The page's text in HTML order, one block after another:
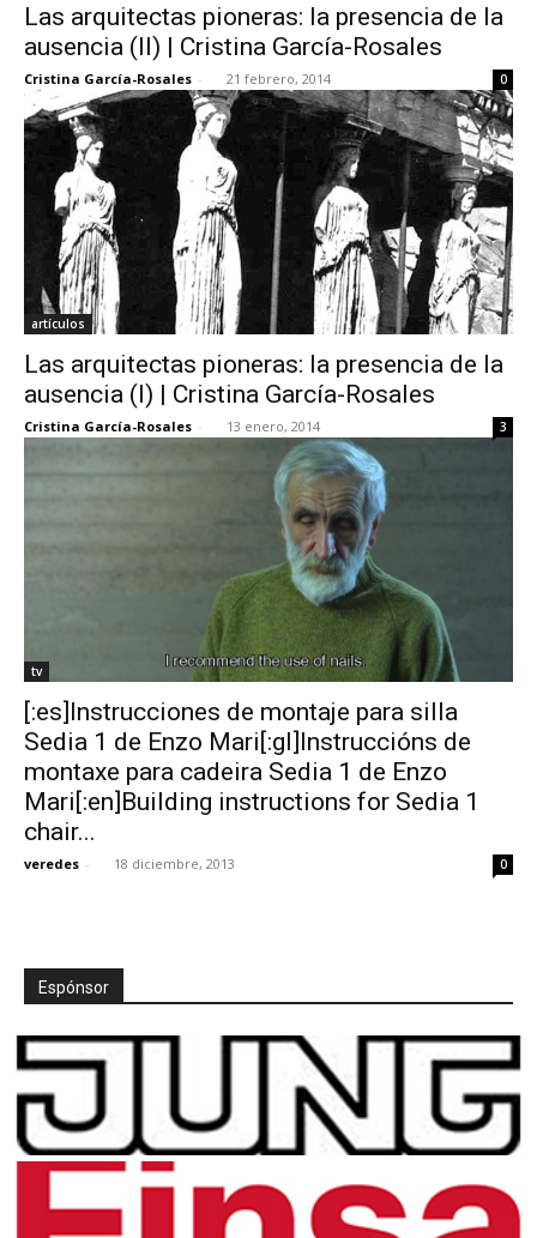
Las arquitectas pioneras: la presencia de la
ausencia (II) | Cristina García-Rosales
Cristina García-Rosales - 21 febrero, 2014 0
artículos
Las arquitectas pioneras: la presencia de la
ausencia (I) | Cristina García-Rosales
Cristina García-Rosales - 13 enero, 2014 3
tv
[:es]Instrucciones de montaje para silla
Sedia 1 de Enzo Mari[:gl]Instruccións de
montaxe para cadeira Sedia 1 de Enzo
Mari[:en]Building instructions for Sedia 1
chair...
veredes - 18 diciembre, 2013 0
Espónsor